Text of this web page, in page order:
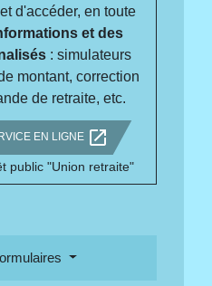
d'accéder, en toute
et des
: simulateurs
montant, correction
de retraite, etc.
EN LIGNE open_in_new
public "Union retraite"